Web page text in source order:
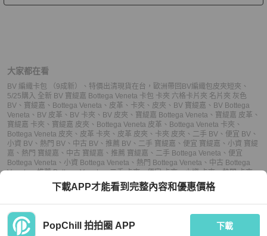
大家都在看
BV 編織卡包 （9成新） 、 特價出清現貨在台，歐洲帶回BV編織包皮夾短夾 、
5/25購入 全新 BV 寶緹嘉 Bottega Veneta 卡包 卡夾 六格卡片夾 名片夾 灰色
BV 、 寶緹嘉 、 Bottega Veneta 、 皮革 、 卡夾 、 皮夾 、 BV 寶緹嘉 、 BV Bottega
Veneta 、 BV 皮革 、 BV 卡夾 、 BV 皮夾 、 寶緹嘉 Bottega Veneta 、 寶緹嘉 皮革 、
寶緹嘉 卡夾 、 寶緹嘉 皮夾 、 Bottega Veneta 皮革 、 Bottega Veneta 卡夾 、
Bottega Veneta 皮夾 、 皮革 卡夾 、 皮革 皮夾 、 卡夾 皮夾 、 二手 BV 、 便宜 BV 、
小資 BV 、 熱門 BV 、 中古 BV 、 推薦 BV 、 二手 寶緹嘉 、 便宜 寶緹嘉 、 小資 寶緹
嘉 、 熱門 寶緹嘉 、 中古 寶緹嘉 、 推薦 寶緹嘉 、 二手 Bottega Veneta 、 便宜
Bottega Veneta 、 小資 Bottega Veneta 、 熱門 Bottega Veneta 、 中古 Bottega
Veneta、推薦 Bottega Veneta、二手 卡夾、便宜 卡夾、小資 卡夾、熱門 卡夾、
推薦 卡夾、二手 皮夾、便宜 皮夾 、 小資 皮夾、熱門 皮夾
下載APP才能看到完整內容和優惠價格
PopChill 拍拍圈 APP 下載